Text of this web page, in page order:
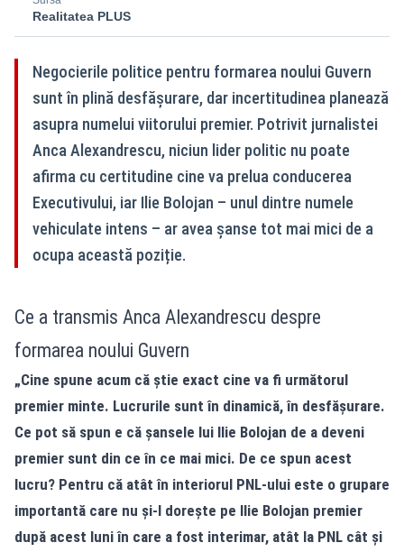
Realitatea PLUS
Negocierile politice pentru formarea noului Guvern
sunt în plină desfășurare, dar incertitudinea planează
asupra numelui viitorului premier. Potrivit jurnalistei
Anca Alexandrescu, niciun lider politic nu poate
afirma cu certitudine cine va prelua conducerea
Executivului, iar Ilie Bolojan – unul dintre numele
vehiculate intens – ar avea șanse tot mai mici de a
ocupa această poziție.
Ce a transmis Anca Alexandrescu despre
formarea noului Guvern
„Cine spune acum că știe exact cine va fi următorul
premier minte. Lucrurile sunt în dinamică, în desfășurare.
Ce pot să spun e că șansele lui Ilie Bolojan de a deveni
premier sunt din ce în ce mai mici. De ce spun acest
lucru? Pentru că atât în interiorul PNL-ului este o grupare
importantă care nu și-l dorește pe Ilie Bolojan premier
după acest luni în care a fost interimar, atât la PNL cât și